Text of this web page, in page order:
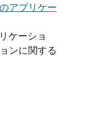
アプリケー
ケーショ
ンに関する